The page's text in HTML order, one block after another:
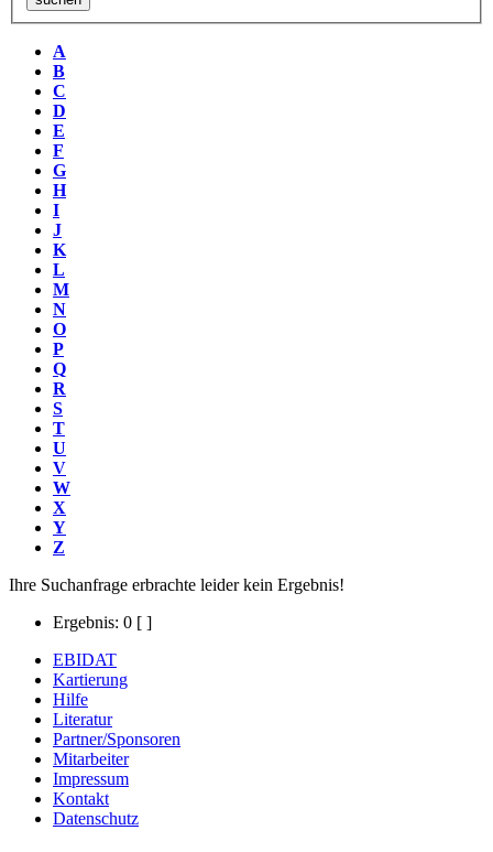
A
B
C
D
E
F
G
H
I
J
K
L
M
N
O
P
Q
R
S
T
U
V
W
X
Y
Z
Ihre Suchanfrage erbrachte leider kein Ergebnis!
Ergebnis: 0 [ ]
EBIDAT
Kartierung
Hilfe
Literatur
Partner/Sponsoren
Mitarbeiter
Impressum
Kontakt
Datenschutz